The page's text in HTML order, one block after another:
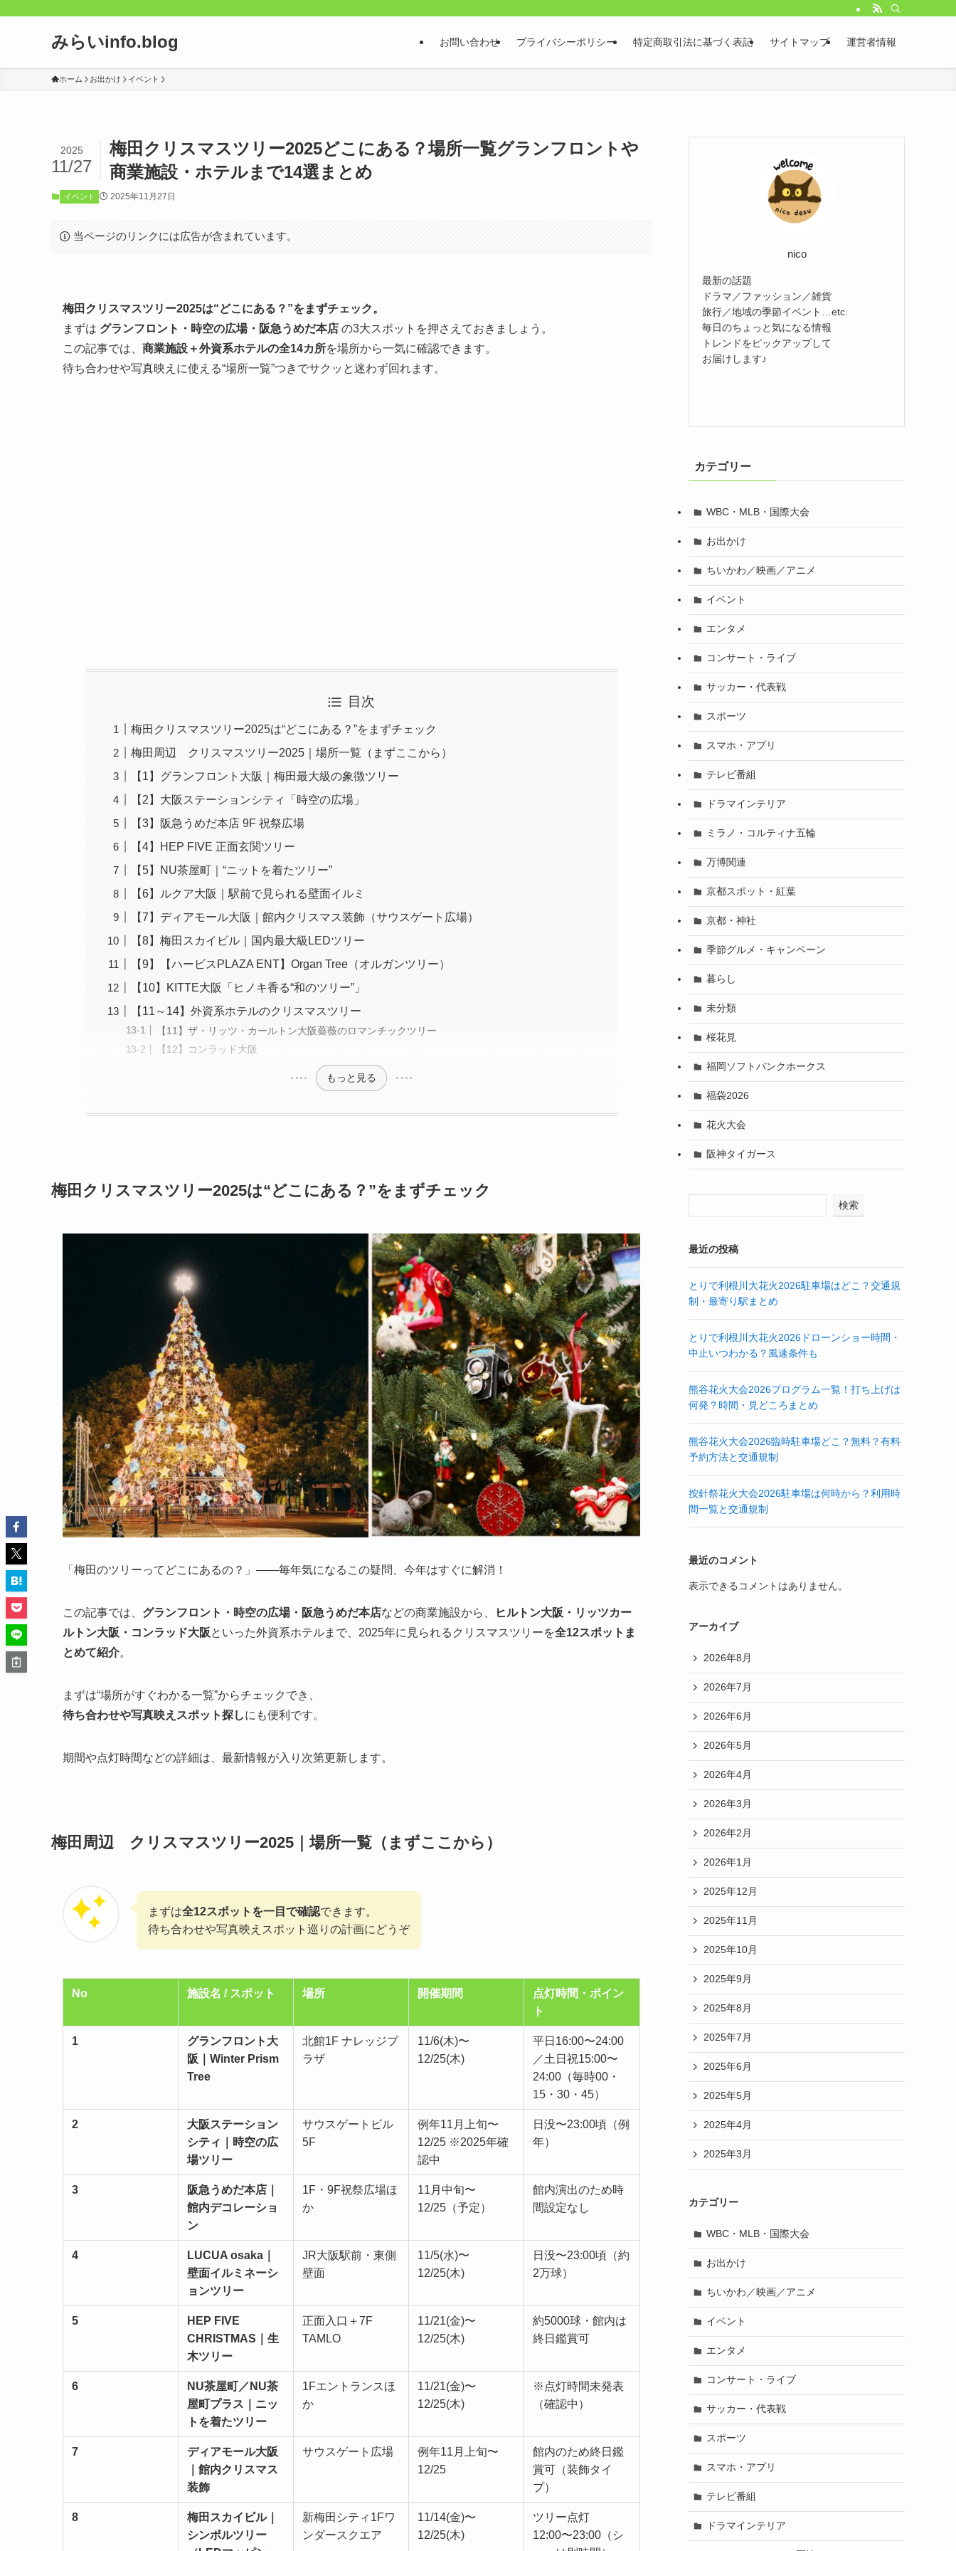
みらいinfo.blog お問い合わせ プライバシーポリシー 特定商取引法に基づく表記 サイトマップ 運営者情報
ホーム お出かけ イベント
梅田クリスマスツリー2025どこにある？場所一覧グランフロントや
商業施設・ホテルまで14選まとめ
2025
11/27
イベント 2025年11月27日
当ページのリンクには広告が含まれています。
梅田クリスマスツリー2025は“どこにある？”をまずチェック。
まずは グランフロント・時空の広場・阪急うめだ本店 の3大スポットを押さえておきましょう。
この記事では、 商業施設＋外資系ホテルの全14カ所を場所から一気に確認できます。
待ち合わせや写真映えに使える“場所一覧”つきでサクッと迷わず回れます。
目次
梅田クリスマスツリー2025は“どこにある？”をまずチェック
梅田周辺 クリスマスツリー2025｜場所一覧（まずここから）
【1】グランフロント大阪｜梅田最大級の象徴ツリー
【2】大阪ステーションシティ「時空の広場」
【3】阪急うめだ本店 9F 祝祭広場
【4】HEP FIVE 正面玄関ツリー
【5】NU茶屋町｜“ニットを着たツリー”
【6】ルクア大阪｜駅前で見られる壁面イルミ
【7】ディアモール大阪｜館内クリスマス装飾（サウスゲート広場）
【8】梅田スカイビル｜国内最大級LEDツリー
【9】【ハービスPLAZA ENT】Organ Tree（オルガンツリー）
【10】KITTE大阪「ヒノキ香る“和のツリー”」
【11～14】外資系ホテルのクリスマスツリー
【11】ザ・リッツ・カールトン大阪薔薇のロマンチックツリー
【12】コンラッド大阪
もっと見る
梅田クリスマスツリー2025は“どこにある？”をまずチェック
「梅田のツリーってどこにあるの？」——毎年気になるこの疑問、今年はすぐに解消！
この記事では、 グランフロント・時空の広場・阪急うめだ本店などの商業施設から、
ヒルトン大阪・リッツカー
ルトン大阪・コンラッド大阪といった外資系ホテルまで、2025年に見られるクリスマスツリーを全12スポットま
とめて紹介。
まずは“場所がすぐわかる一覧”からチェックでき、
待ち合わせや写真映えスポット探しにも便利です。
期間や点灯時間などの詳細は、最新情報が入り次第更新します。
梅田周辺 クリスマスツリー2025｜場所一覧（まずここから）
まずは全12スポットを一目で確認できます。
待ち合わせや写真映えスポット巡りの計画にどうぞ
No 施設名 / スポット 場所 開催期間
点灯時間・ポイン
ト
1
グランフロント大
阪｜Winter Prism
Tree
北館1F ナレッジプ
ラザ
11/6(木)〜
12/25(木)
平日16:00〜24:00
／土日祝15:00〜
24:00（毎時00・
15・30・45）
2
大阪ステーション
シティ｜時空の広
場ツリー
サウスゲートビル
5F
例年11月上旬〜
12/25 ※2025年確
認中
日没〜23:00頃（例
年）
3
阪急うめだ本店｜
館内デコレーショ
ン
1F・9F祝祭広場ほ
か
11月中旬〜
12/25（予定）
館内演出のため時
間設定なし
4
LUCUA osaka｜
壁面イルミネーシ
ョンツリー
JR大阪駅前・東側
壁面
11/5(水)〜
12/25(木)
日没〜23:00頃（約
2万球）
5
HEP FIVE
CHRISTMAS｜生
木ツリー
正面入口＋7F
TAMLO
11/21(金)〜
12/25(木)
約5000球・館内は
終日鑑賞可
6
NU茶屋町／NU茶
屋町プラス｜ニッ
トを着たツリー
1Fエントランスほ
か
11/21(金)〜
12/25(木)
※点灯時間未発表
（確認中）
7
ディアモール大阪
｜館内クリスマス
装飾
サウスゲート広場
例年11月上旬〜
12/25
館内のため終日鑑
賞可（装飾タイ
プ）
8
梅田スカイビル｜
シンボルツリー
新梅田シティ1Fワ
ンダースクエア
11/14(金)〜
12/25(木)
ツリー点灯
12:00〜23:00（シ
nico
最新の話題
ドラマ／ファッション／雑貨
旅行／地域の季節イベント…etc.
毎日のちょっと気になる情報
トレンドをピックアップして
お届けします♪
カテゴリー
WBC・MLB・国際大会
お出かけ
ちいかわ／映画／アニメ
イベント
エンタメ
コンサート・ライブ
サッカー・代表戦
スポーツ
スマホ・アプリ
テレビ番組
ドラマインテリア
ミラノ・コルティナ五輪
万博関連
京都スポット・紅葉
京都・神社
季節グルメ・キャンペーン
暮らし
未分類
桜花見
福岡ソフトバンクホークス
福袋2026
花火大会
阪神タイガース
検索
最近の投稿
とりで利根川大花火2026駐車場はどこ？交通規
制・最寄り駅まとめ
とりで利根川大花火2026ドローンショー時間・
中止いつわかる？風速条件も
熊谷花火大会2026プログラム一覧！打ち上げは
何発？時間・見どころまとめ
熊谷花火大会2026臨時駐車場どこ？無料？有料
予約方法と交通規制
按針祭花火大会2026駐車場は何時から？利用時
間一覧と交通規制
最近のコメント
表示できるコメントはありません。
アーカイブ
2026年8月
2026年7月
2026年6月
2026年5月
2026年4月
2026年3月
2026年2月
2026年1月
2025年12月
2025年11月
2025年10月
2025年9月
2025年8月
2025年7月
2025年6月
2025年5月
2025年4月
2025年3月
カテゴリー
WBC・MLB・国際大会
お出かけ
ちいかわ／映画／アニメ
イベント
エンタメ
コンサート・ライブ
サッカー・代表戦
スポーツ
スマホ・アプリ
テレビ番組
ドラマインテリア